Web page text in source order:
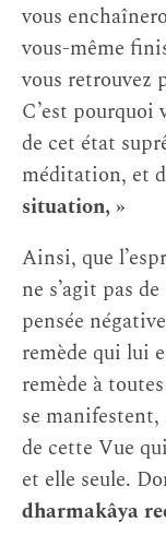
vous
vous-même
vous retrouvez
C’est pourquoi
de cet état
méditation, et
situation, »
Ainsi, que
ne s’agit pas
pensée
remède qui lui
remède à
se manifestent,
de cette Vue
et elle seule.
dharmakâya